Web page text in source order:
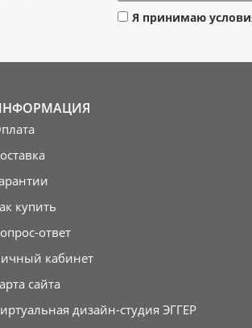
Я принимаю
купить
ответ
кабинет
сайта
дизайн-студия ЭГГЕР